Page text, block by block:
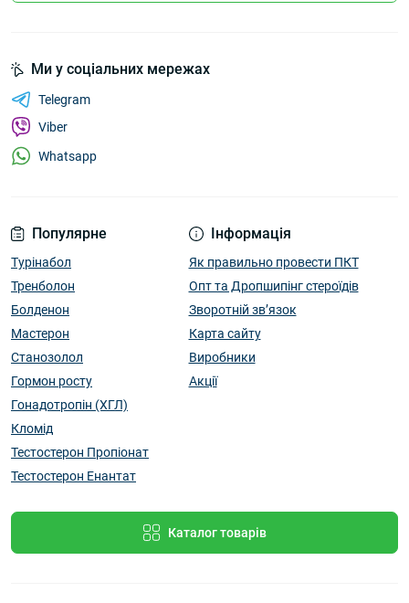
Популярне
Турінабол
Тренболон
Болденон
Мастерон
Станозолол
Гормон росту
Гонадотропін (ХГЛ)
Кломід
Тестостерон Пропіонат
Тестостерон Енантат
Інформація
Як правильно провести ПКТ
Опт та Дропшипінг стероїдів
Зворотній зв’язок
Карта сайту
Виробники
Акції
Каталог товарів
Ми у соціальних мережах
Telegram
Viber
Whatsapp